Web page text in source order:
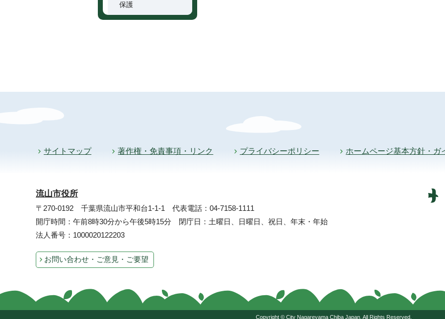
保護
サイトマップ 著作権・免責事項・リンク プライバシーポリシー ホームページ基本方針・ガ
流山市役所
〒270-0192 千葉県流山市平和台1-1-1 代表電話：04-7158-1111
開庁時間：午前8時30分から午後5時15分 閉庁日：土曜日、日曜日、祝日、年末・年始
法人番号：1000020122203
お問い合わせ・ご意見・ご要望
Copyright © City Nagareyama Chiba Japan, All Rights Reserved.